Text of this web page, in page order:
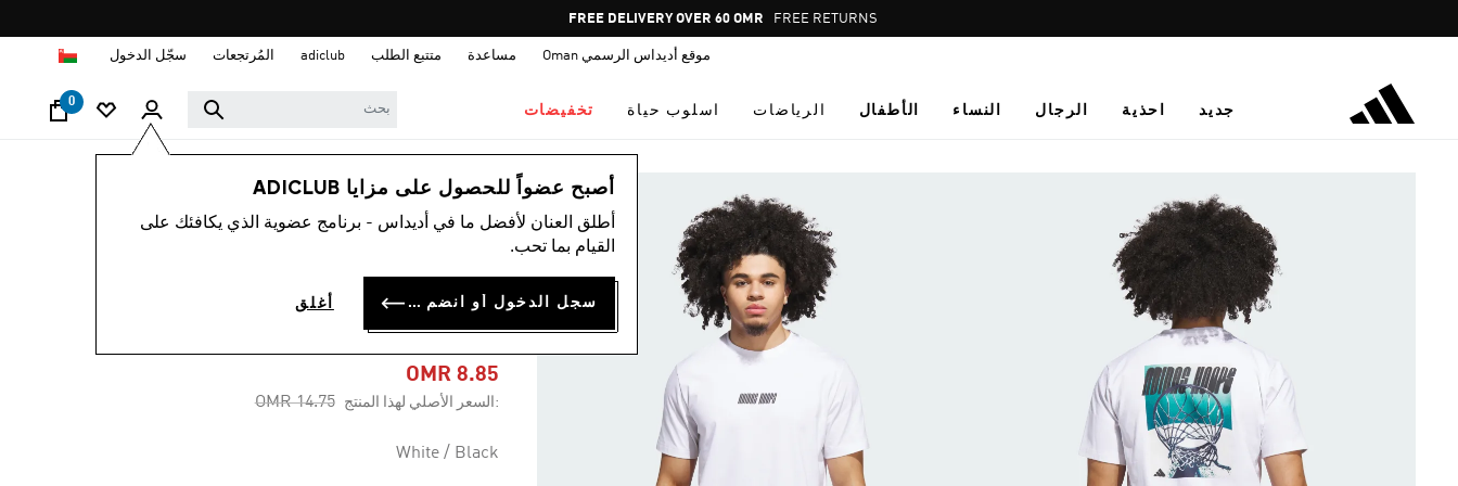
Pause
promotion
FREE DELIVERY OVER 60 OMR FREE RETURNS
موقع أديداس الرسمي Oman مساعدة متتبع الطلب adiclub المُرتجعات سجّل الدخول
جديد احذية الرجال النساء الأطفال الرياضات اسلوب حياة تخفيضات
0
أصبح عضواً للحصول على مزايا ADICLUB
أطلق العنان لأفضل ما في أديداس - برنامج عضوية الذي يكافئك على
القيام بما تحب.
سجل الدخول أو انضم الآن أغلق
الرجال ملابس
تيشيرت ADIDAS
HOOPS GRAPHIC
OMR 8.85
:السعر الأصلي لهذا المنتج Price reduced from
OMR 14.75
to
White / Black